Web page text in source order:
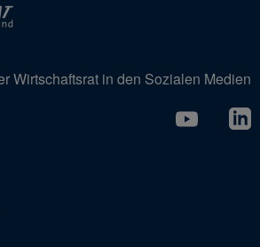
Wirtschaftsrat in den Sozialen Medien